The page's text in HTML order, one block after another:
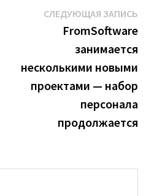
СЛЕДУЮЩАЯ ЗАПИСЬ
FromSoftware
занимается
несколькими новыми
проектами — набор
персонала
продолжается